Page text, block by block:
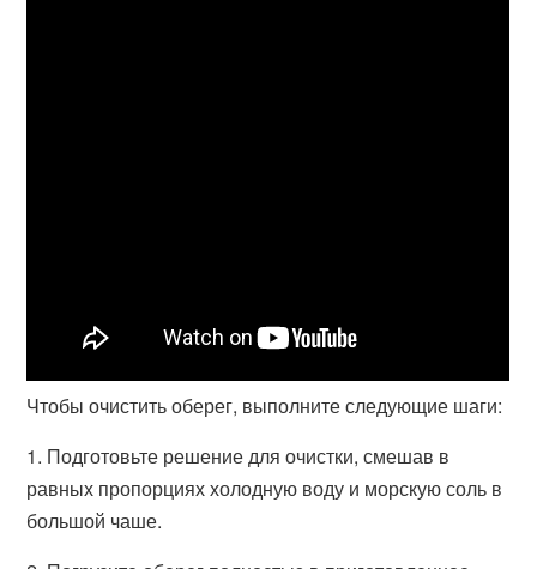
Чтобы очистить оберег, выполните следующие шаги:
1. Подготовьте решение для очистки, смешав в
равных пропорциях холодную воду и морскую соль в
большой чаше.